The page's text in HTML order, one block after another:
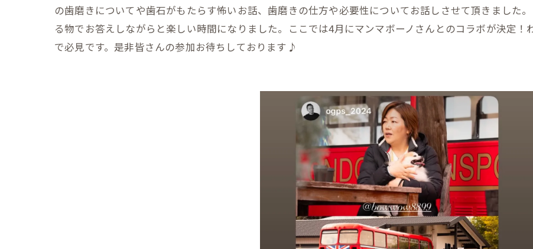
の歯磨きについてや歯石がもたらす怖いお話、歯磨きの仕方や必要性についてお話しさせて頂きました
る物でお答えしながらと楽しい時間になりました。ここでは4月にマンマボーノさんとのコラボが決定
で必見です。是非皆さんの参加お待ちしております♪